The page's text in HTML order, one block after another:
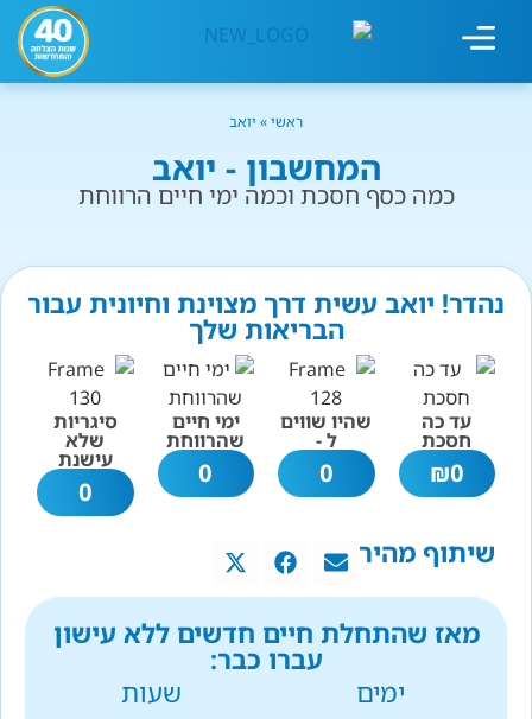
ראשי» יואב
המחשבון - יואב
כמה כסף חסכת וכמה ימי חיים הרווחת
נהדר! יואב עשית דרך מצוינת וחיונית עבור
הבריאות שלך
עד כה
חסכת
0
₪
שהיו שווים
ל -
0
ימי חיים
שהרווחת
0
סיגריות
שלא
עישנת
0
שיתוף מהיר
מאז שהתחלת חיים חדשים ללא עישון
עברו כבר:
ימים
שעות